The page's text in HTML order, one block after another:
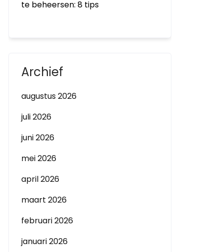
te beheersen: 8 tips
Archief
augustus 2026
juli 2026
juni 2026
mei 2026
april 2026
maart 2026
februari 2026
januari 2026